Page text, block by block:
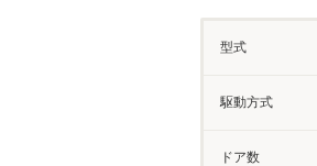
型式
駆動方式
ドア数